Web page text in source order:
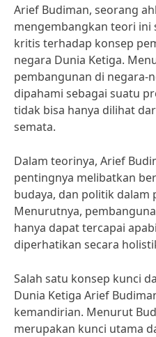
Arief Budiman, seorang
mengembangkan teori ini
kritis terhadap konsep
negara Dunia Ketiga.
pembangunan di negara-
dipahami sebagai suatu
tidak bisa hanya dilihat
semata.
Dalam teorinya, Arief
pentingnya melibatkan
budaya, dan politik dalam
Menurutnya,
hanya dapat tercapai
diperhatikan secara
Salah satu konsep kunci
Dunia Ketiga Arief
kemandirian. Menurut
merupakan kunci utama